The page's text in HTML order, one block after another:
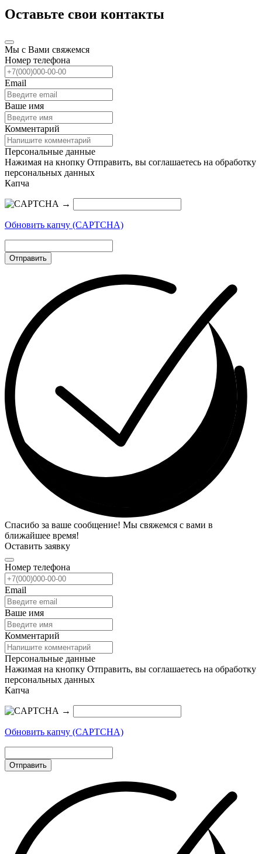
Оставьте свои контакты
Мы с Вами свяжемся
Номер телефона
Email
Ваше имя
Комментарий
Персональные данные
Нажимая на кнопку Отправить, вы соглашаетесь на обработку
персональных данных
Капча
→
Обновить капчу (CAPTCHA)
Отправить
Спасибо за ваше сообщение! Мы свяжемся с вами в
ближайшее время!
Оставить заявку
Номер телефона
Email
Ваше имя
Комментарий
Персональные данные
Нажимая на кнопку Отправить, вы соглашаетесь на обработку
персональных данных
Капча
→
Обновить капчу (CAPTCHA)
Отправить